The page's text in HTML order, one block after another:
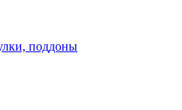
поддоны